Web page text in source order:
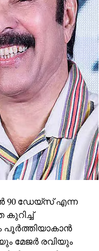
90 ഡേയ്‌സ് എന്ന
കുറിച്ച്
പൂര്‍ത്തിയാകാന്‍
മേജര്‍ രവിയും